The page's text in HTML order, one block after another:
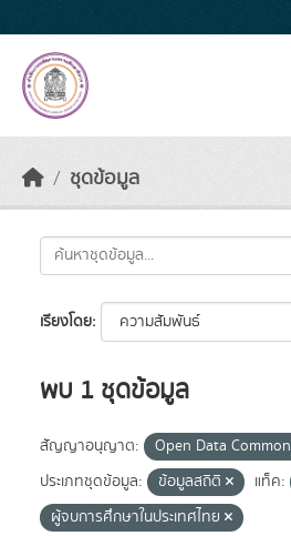
ชุดข้อมูล
เรียงโดย
พบ 1 ชุดข้อมูล
สัญญาอนุญาต: Open Data Common
ประเภทชุดข้อมูล:
ข้อมูลสถิติ แท็ค:
ผู้จบการศึกษาในประเทศไทย